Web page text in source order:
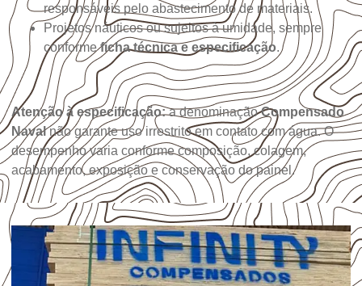
responsáveis pelo abastecimento de materiais.
Projetos náuticos ou sujeitos à umidade, sempre
conformeficha técnica e especificação.
Atenção à especificação:a denominaçãoCompensado
Navalnão garante uso irrestrito em contato com água. O
desempenho varia conforme composição, colagem,
acabamento, exposição e conservação do painel.